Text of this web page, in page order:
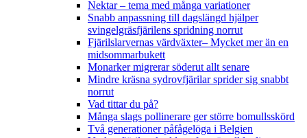
Nektar – tema med många variationer
Snabb anpassning till dagslängd hjälper
svingelgräsfjärilens spridning norrut
Fjärilslarvernas värdväxter– Mycket mer än en
midsommarbukett
Monarker migrerar söderut allt senare
Mindre kräsna sydrovfjärilar sprider sig snabbt
norrut
Vad tittar du på?
Många slags pollinerare ger större bomullsskörd
Två generationer påfågelöga i Belgien